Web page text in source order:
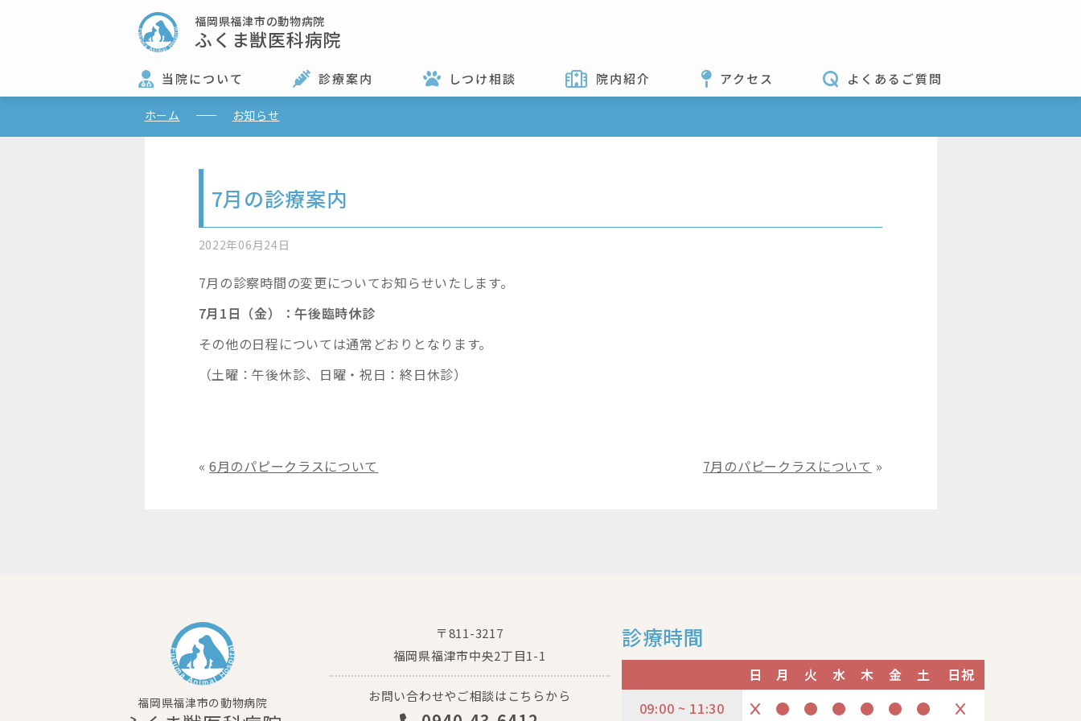
福岡県福津市の動物病院
ふくま獣医科病院
当院について 診療案内 しつけ相談 院内紹介 アクセス よくあるご質問
ホーム お知らせ
7月の診療案内
2022年06月24日
7月の診察時間の変更についてお知らせいたします。
7月1日（金）：午後臨時休診
その他の日程については通常どおりとなります。
（土曜：午後休診、日曜・祝日：終日休診）
«6月のパピークラスについて 7月のパピークラスについて »
福岡県福津市の動物病院
〒811-3217
福岡県福津市中央2丁目1-1
お問い合わせやご相談はこちらから
診療時間
日 月 火 水 木 金 土
日祝
09:00 ~ 11:30